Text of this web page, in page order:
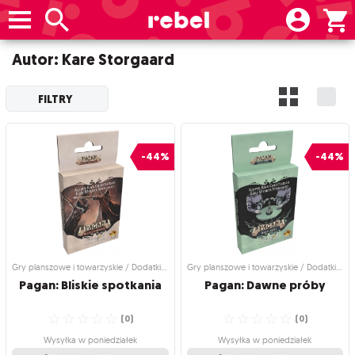
Autor: Kare Storgaard
FILTRY
-44%
Gry planszowe i towarzyskie / Dodatki do gier
Pagan:Bliskie spotkania
(0)
Wysyłka w poniedziałek
-44%
Gry planszowe i towarzyskie / Dodatki do gier
Pagan: Dawne próby
(0)
Wysyłka w poniedziałek